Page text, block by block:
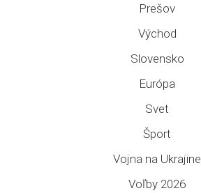
Prešov
Východ
Slovensko
Európa
Svet
Šport
Vojna na Ukrajine
Voľby 2026